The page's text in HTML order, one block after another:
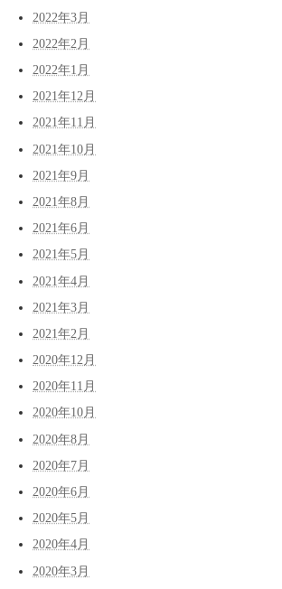
2022年3月
2022年2月
2022年1月
2021年12月
2021年11月
2021年10月
2021年9月
2021年8月
2021年6月
2021年5月
2021年4月
2021年3月
2021年2月
2020年12月
2020年11月
2020年10月
2020年8月
2020年7月
2020年6月
2020年5月
2020年4月
2020年3月